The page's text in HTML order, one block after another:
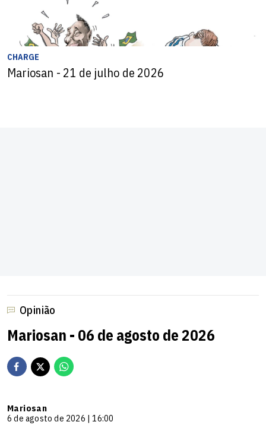
CHARGE
Mariosan - 21 de julho de 2026
Opinião
Mariosan - 06 de agosto de 2026
Mariosan
6 de agosto de 2026 | 16:00